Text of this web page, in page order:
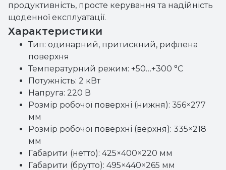
продуктивність, просте керування та надійність
щоденної експлуатації.
Характеристики
Тип: одинарний, притискний, рифлена
поверхня
Температурний режим: +50…+300 °С
Потужність: 2 кВт
Напруга: 220 В
Розмір робочої поверхні (нижня): 356×277
мм
Розмір робочої поверхні (верхня): 335×218
мм
Габарити (нетто): 425×400×220 мм
Габарити (брутто): 495×440×265 мм